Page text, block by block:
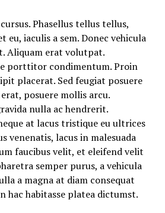
Phasellus tellus tellus,
iaculis a sem. Donec vehicula
Aliquam erat volutpat.
porttitor condimentum. Proin
placerat. Sed feugiat posuere
posuere mollis arcu.
nulla ac hendrerit.
at lacus tristique eu ultrices
venenatis, lacus in malesuada
faucibus velit, et eleifend velit
semper purus, a vehicula
a magna at diam consequat
hac habitasse platea dictumst.